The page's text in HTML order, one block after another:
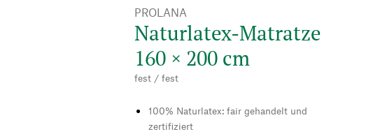
PROLANA
Naturlatex-Matratze
160 × 200 cm
fest / fest
100% Naturlatex: fair gehandelt und
zertifiziert